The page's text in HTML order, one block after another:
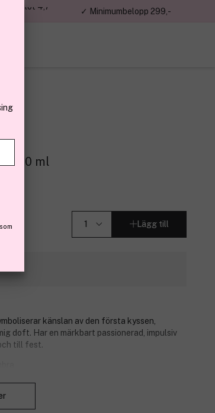
4,7
✓ Minimumbelopp 299,-
30 ml
Lägg till
känslan av den första kyssen,
doft. Har en märkbart passionerad, impulsiv
till fest.